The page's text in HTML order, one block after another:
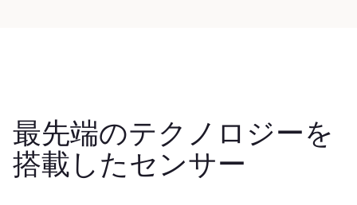
最先端のテクノロジーを
搭載したセンサー